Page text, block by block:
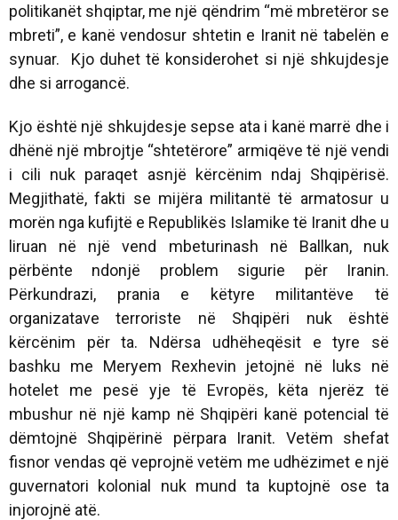
politikanët shqiptar, me një qëndrim “më mbretëror se
mbreti”, e kanë vendosur shtetin e Iranit në tabelën e
synuar. Kjo duhet të konsiderohet si një shkujdesje
dhe si arrogancë.
Kjo është një shkujdesje sepse ata i kanë marrë dhe i
dhënë një mbrojtje “shtetërore” armiqëve të një vendi
i cili nuk paraqet asnjë kërcënim ndaj Shqipërisë.
Megjithatë, fakti se mijëra militantë të armatosur u
morën nga kufijtë e Republikës Islamike të Iranit dhe u
liruan në një vend mbeturinash në Ballkan, nuk
përbënte ndonjë problem sigurie për Iranin.
Përkundrazi, prania e këtyre militantëve të
organizatave terroriste në Shqipëri nuk është
kërcënim për ta. Ndërsa udhëheqësit e tyre së
bashku me Meryem Rexhevin jetojnë në luks në
hotelet me pesë yje të Evropës, këta njerëz të
mbushur në një kamp në Shqipëri kanë potencial të
dëmtojnë Shqipërinë përpara Iranit. Vetëm shefat
fisnor vendas që veprojnë vetëm me udhëzimet e një
guvernatori kolonial nuk mund ta kuptojnë ose ta
injorojnë atë.